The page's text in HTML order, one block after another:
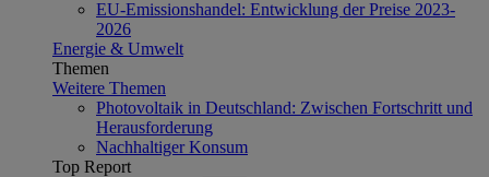
EU-Emissionshandel: Entwicklung der Preise 2023-
2026
Energie & Umwelt
Themen
Weitere Themen
Photovoltaik in Deutschland: Zwischen Fortschritt und
Herausforderung
Nachhaltiger Konsum
Top Report